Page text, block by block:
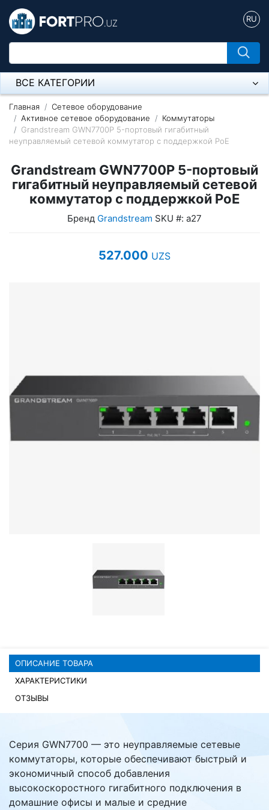
RU
ВСЕ КАТЕГОРИИ
Микрофон
Напольные розетки
Пылесос
Спикерфон
Наушники
Сетевое оборудование
Системы охлаждения
Главная
Сетевое оборудование
Активное сетевое оборудование
Коммутаторы
Grandstream GWN7700P 5-портовый гигабитный
неуправляемый сетевой коммутатор с поддержкой PoE
Grandstream GWN7700P 5-портовый
гигабитный неуправляемый сетевой
коммутатор с поддержкой PoE
Бренд Grandstream SKU #: а27
527.000 UZS
ОПИСАНИЕ ТОВАРА
ХАРАКТЕРИСТИКИ
ОТЗЫВЫ
Серия GWN7700 — это неуправляемые сетевые
коммутаторы, которые обеспечивают быстрый и
экономичный способ добавления
высокоскоростного гигабитного подключения в
домашние офисы и малые и средние